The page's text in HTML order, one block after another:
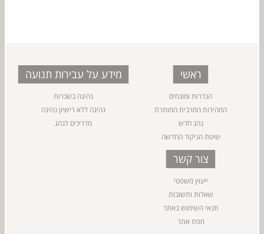
ראשי
הגדרות ומונחים
המהירות המרבית המותרת
נהג חדש
שיטת הניקוד החדשה
מידע על עבירות תנועה
נהיגה בשכרות
נהיגה ללא רישיון נהיגה
מדריכים לנהג
צור קשר
ייעוץ משפטי
שאלות ותשובות
תנאי השימוש באתר
מפת אתר